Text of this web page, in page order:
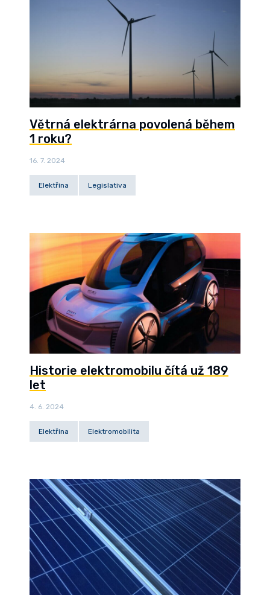
Větrná elektrárna povolená během
1 roku?
16. 7. 2024
Elektřina Legislativa
Historie elektromobilu čítá už 189
let
4. 6. 2024
Elektřina Elektromobilita